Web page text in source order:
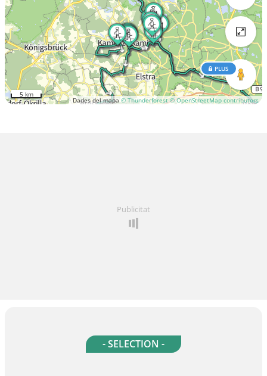
Dades del mapa© Thunderforest © OpenStreetMap contributors
PLUS
5 km
Publicitat
- SELECTION -